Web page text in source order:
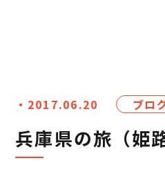
・2017.06.20 ブロ
兵庫県の旅（姫